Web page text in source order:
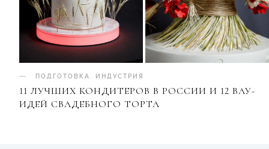
ПОДГОТОВКА ИНДУСТРИЯ
11 ЛУЧШИХ КОНДИТЕРОВ В РОССИИ И 12 ВАУ-
ИДЕЙ СВАДЕБНОГО ТОРТА